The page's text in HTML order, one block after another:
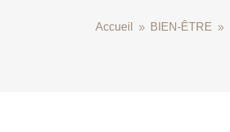
Accueil 9 BIEN-ÊTRE 9